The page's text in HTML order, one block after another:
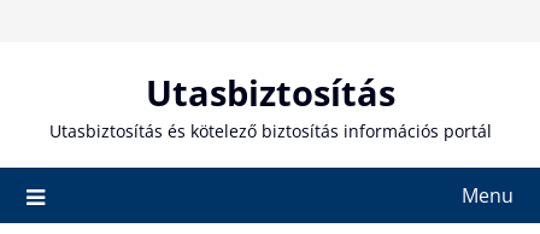
Utasbiztosítás
Utasbiztosítás és kötelező biztosítás információs portál
Menu